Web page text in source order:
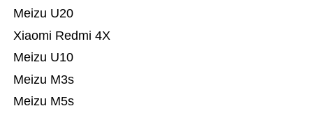
Meizu M5s
Meizu M3s
Meizu U10
Xiaomi Redmi 4X
Meizu U20